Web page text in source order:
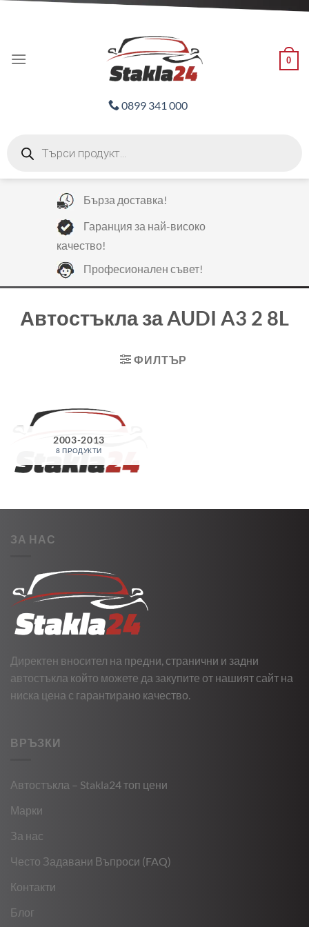
0
0899 341 000
search
Бърза доставка!
Гаранция за най-високо
качество!
Професионален съвет!
Автостъкла за AUDI A3 2 8L
ФИЛТЪР
2003-2013
8 ПРОДУКТИ
ЗА НАС
Директен вносител на предни, странични и задни
автостъкла който можете да закупите от нашият сайт на
ниска цена с гарантирано качество.
ВРЪЗКИ
Автостъкла – Stakla24 топ цени
Марки
За нас
Често Задавани Въпроси (FAQ)
Контакти
Блог